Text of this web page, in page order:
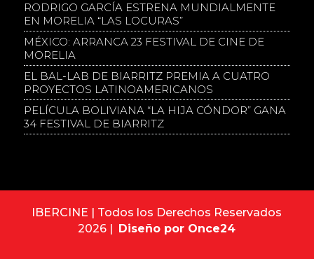
RODRIGO GARCÍA ESTRENA MUNDIALMENTE
EN MORELIA “LAS LOCURAS”
MÉXICO: ARRANCA 23 FESTIVAL DE CINE DE
MORELIA
EL BAL-LAB DE BIARRITZ PREMIA A CUATRO
PROYECTOS LATINOAMERICANOS
PELÍCULA BOLIVIANA “LA HIJA CÓNDOR” GANA
34 FESTIVAL DE BIARRITZ
IBERCINE | Todos los Derechos Reservados
2026 | Diseño por Once24